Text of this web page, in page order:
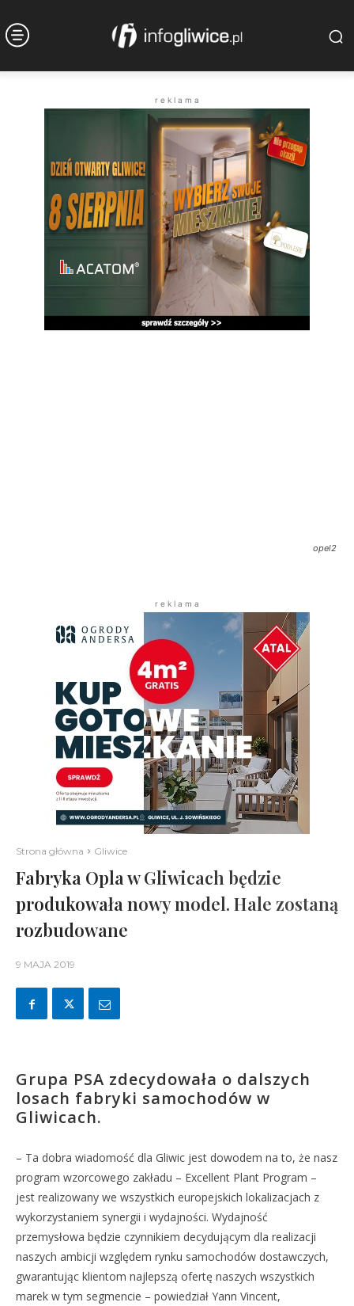
r e k l a m a
opel2
r e k l a m a
Strona główna Gliwice
Fabryka Opla w Gliwicach będzie
produkowała nowy model. Hale zostaną
rozbudowane
9 MAJA 2019
Grupa PSA zdecydowała o dalszych
losach fabryki samochodów w
Gliwicach.
– Ta dobra wiadomość dla Gliwic jest dowodem na to, że nasz
program wzorcowego zakładu – Excellent Plant Program –
jest realizowany we wszystkich europejskich lokalizacjach z
wykorzystaniem synergii i wydajności. Wydajność
przemysłowa będzie czynnikiem decydującym dla realizacji
naszych ambicji względem rynku samochodów dostawczych,
gwarantując klientom najlepszą ofertę naszych wszystkich
marek w tym segmencie – powiedział Yann Vincent,